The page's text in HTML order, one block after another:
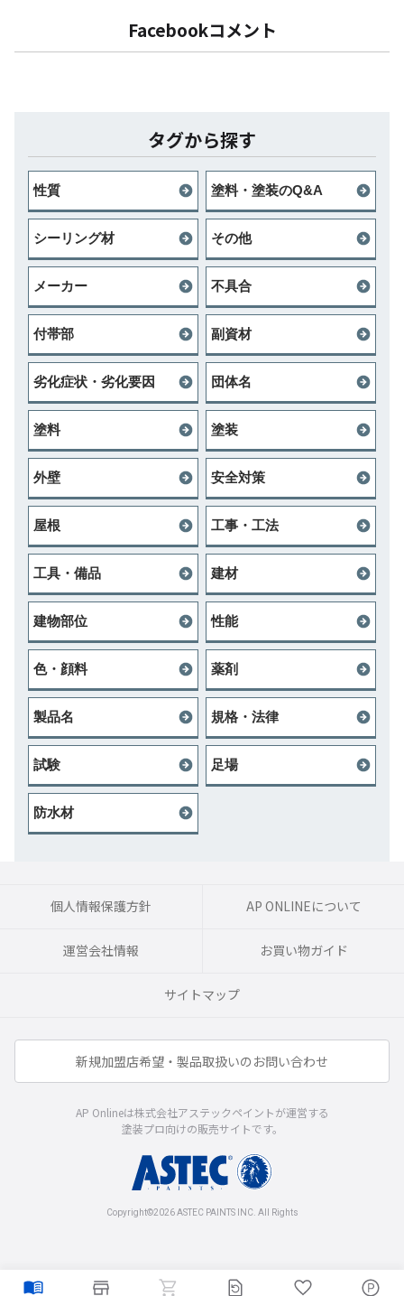
Facebookコメント
タグから探す
性質 塗料・塗装のQ&A
シーリング材 その他
メーカー 不具合
付帯部 副資材
劣化症状・劣化要因 団体名
塗料 塗装
外壁 安全対策
屋根 工事・工法
工具・備品 建材
建物部位 性能
色・顔料 薬剤
製品名 規格・法律
試験 足場
防水材
個人情報保護方針 AP ONLINEについて
運営会社情報 お買い物ガイド
サイトマップ
新規加盟店希望・製品取扱いのお問い合わせ
AP Onlineは株式会社アステックペイントが運営する
塗装プロ向けの販売サイトです。
Copyright©2026 ASTEC PAINTS INC. All Rights